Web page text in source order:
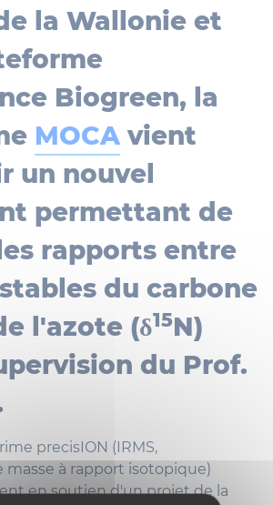
la Wallonie et
Biogreen, la
MOCA vient
un nouvel
permettant de
rapports entre
du carbone
l'azote (δ15N)
du Prof.
precisION (IRMS,
à rapport isotopique)
en soutien d'un projet de la